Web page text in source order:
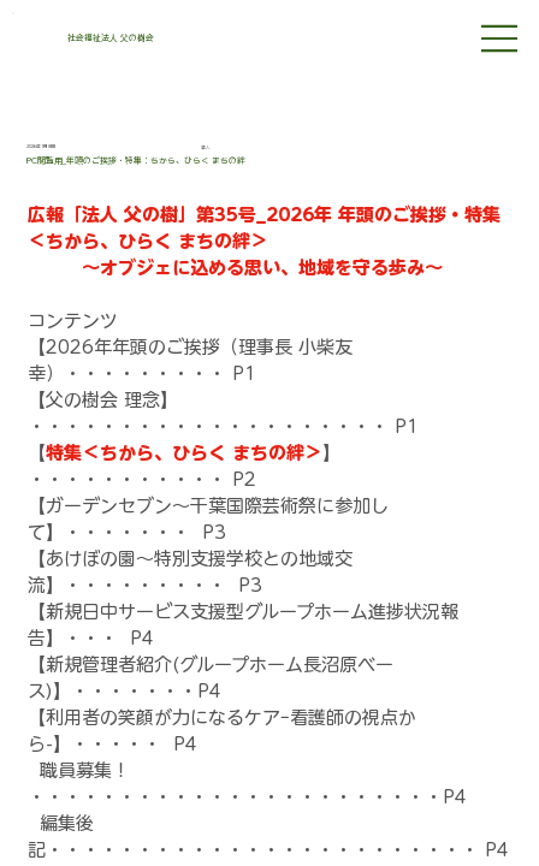
社会福祉法人 父の樹会
2026年1月8日 法人
PC閲覧用_年頭のご挨拶・特集：ちから、ひらく まちの絆
広報「法人 父の樹」第35号_2026年 年頭のご挨拶・特集
＜ちから、ひらく まちの絆＞
～オブジェに込める思い、地域を守る歩み～
コンテンツ
【2026年年頭のご挨拶（理事長 小柴友
幸）・・・・・・・・・ P1
【父の樹会 理念】
・・・・・・・・・・・・・・・・・・・・ P1
【特集＜ちから、ひらく まちの絆＞ 】
・・・・・・・・・・・ P2
【ガーデンセブン～千葉国際芸術祭に参加し
て】・・・・・・・  P3
【あけぼの園～特別支援学校との地域交
流】・・・・・・・・・  P3
【新規日中サービス支援型グループホーム進捗状況報
告】・・・  P4
【新規管理者紹介(グループホーム長沼原ベー
ス)】・・・・・・・P4
【利用者の笑顔が力になるケアｰ看護師の視点か
ら-】・・・・・  P4
・・・・・・・・・・・・・・・・・・・・・・・P4
記・・・・・・・・・・・・・・・・・・・・・・・・ P4